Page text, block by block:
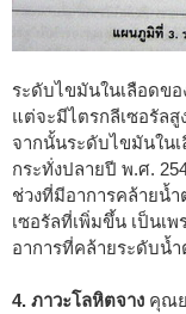
ระดับไขมันในเลือดข
แต่จะมีไตรกลีเซอรัลสู
จากนั้นระดับไขมันใน
กระทั่งปลายปี พ.ศ.
ช่วงที่มีอาการคล้ายน้
เซอรัลที่เพิ่มขึ้น เป็นเ
อาการที่คล้ายระดับน้ำ
4. ภาวะโลหิตจาง คุณย